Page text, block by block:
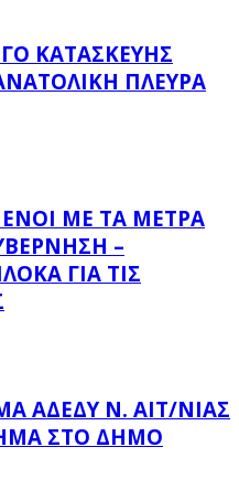
ΚΑΤΑΣΚΕΥΉΣ
ΠΛΕΥΡΆ
ΜΕ ΤΑ ΜΈΤΡΑ
–
ΓΙΑ ΤΙΣ
ΑΔΕΔΥ Ν. ΑΙΤ/ΝΊΑΣ
ΣΤΟ ΔΉΜΟ